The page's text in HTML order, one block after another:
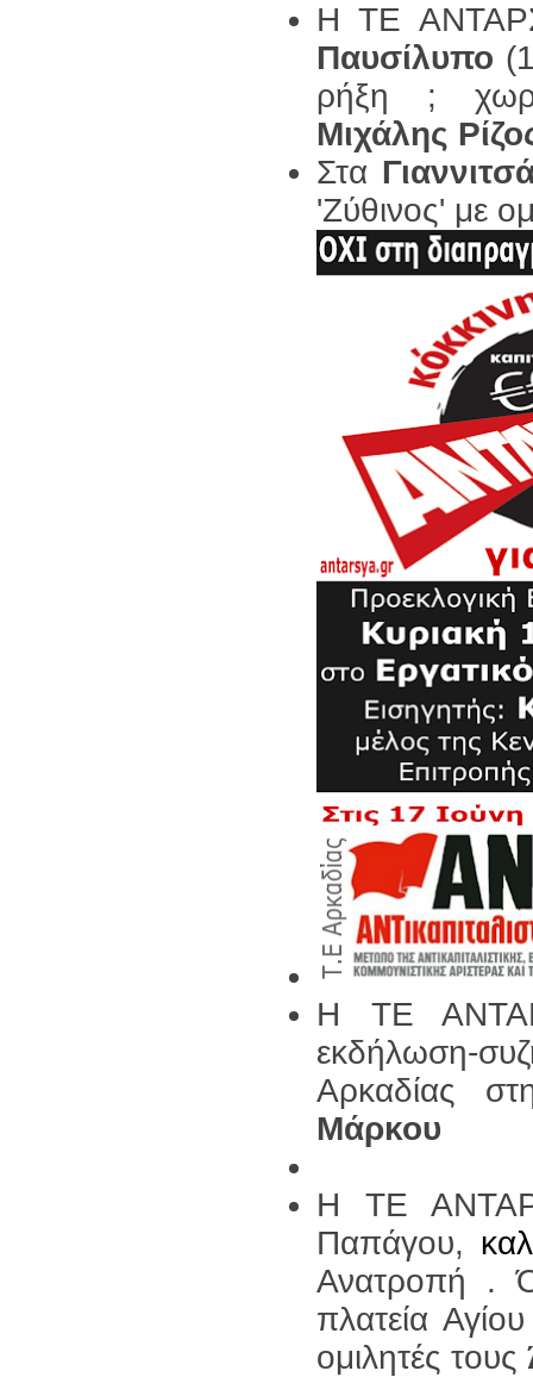
Η ΤΕ
Παυσίλυπο
ρήξη ;
Μιχάλης
Στα
'Ζύθινος' με
H ΤΕ
εκδήλωση-
Αρκαδίας
Μάρκου
Η ΤΕ
Παπάγου,
Ανατροπή .
πλατεία
ομιλητές τους